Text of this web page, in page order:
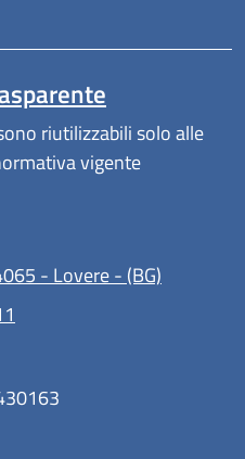
riutilizzabili solo alle
vigente
- Lovere - (BG)